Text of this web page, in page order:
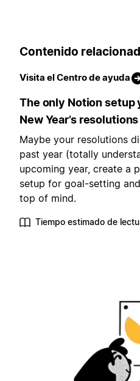
Contenido
Visita el Centro de ayuda
The only Notion setup
New Year’s resolutions
Maybe your resolutions
past year (totally
upcoming year, create a
setup for goal-setting
top of mind.
Tiempo estimado de